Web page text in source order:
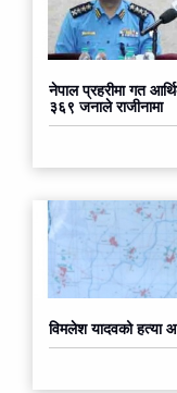
नेपाल प्रहरीमा गत
३६९ जनाले राजीनामा
विमलेश यादवको हत्या